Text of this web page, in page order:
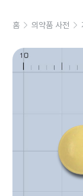
홈 의약품 사전